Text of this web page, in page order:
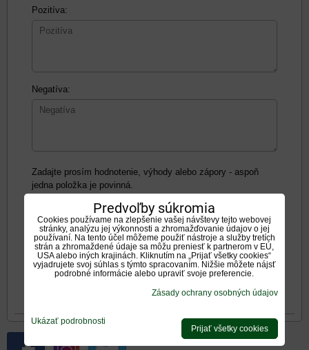
Pozitíva:
Negatíva:
Zadajte prosím hodnotenie, výhody alebo zápory - aspoň
jedna položka je povinná.
Hodnotenie produktu:
Oboznámil som sa s<span*
*(Povinné)
Predvoľby súkromia
Cookies používame na zlepšenie vašej návštevy tejto webovej
stránky, analýzu jej výkonnosti a zhromažďovanie údajov o jej
používaní. Na tento účel môžeme použiť nástroje a služby tretích
strán a zhromaždené údaje sa môžu preniesť k partnerom v EÚ,
USA alebo iných krajinách. Kliknutím na „Prijať všetky cookies“
vyjadrujete svoj súhlas s týmto spracovaním. Nižšie môžete nájsť
podrobné informácie alebo upraviť svoje preferencie.
Zásady ochrany osobných údajov
Ukázať podrobnosti
Prijať všetky cookies